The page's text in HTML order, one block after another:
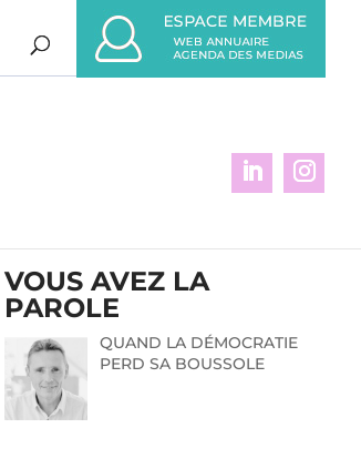
VOUS AVEZ LA
PAROLE
QUAND LA DÉMOCRATIE
PERD SA BOUSSOLE